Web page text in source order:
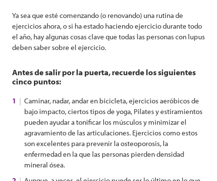
Ya sea que esté comenzando (o renovando) una rutina de
ejercicios ahora, o si ha estado haciendo ejercicio durante todo
el año, hay algunas cosas clave que todas las personas con lupus
deben saber sobre el ejercicio.
Antes de salir por la puerta, recuerde los siguientes
cinco puntos:
Caminar, nadar, andar en bicicleta, ejercicios aeróbicos de
bajo impacto, ciertos tipos de yoga, Pilates y estiramientos
pueden ayudar a tonificar los músculos y minimizar el
agravamiento de las articulaciones. Ejercicios como estos
son excelentes para prevenir la osteoporosis, la
enfermedad en la que las personas pierden densidad
mineral ósea.